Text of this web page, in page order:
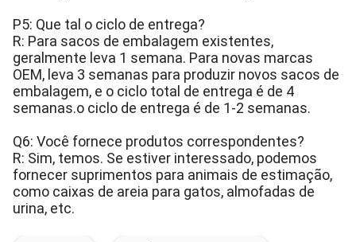
P5: Que tal o ciclo de entrega?
R: Para sacos de embalagem existentes,
geralmente leva 1 semana. Para novas marcas
OEM, leva 3 semanas para produzir novos sacos de
embalagem, e o ciclo total de entrega é de 4
semanas.o ciclo de entrega é de 1-2 semanas.
Q6: Você fornece produtos correspondentes?
R: Sim, temos. Se estiver interessado, podemos
fornecer suprimentos para animais de estimação,
como caixas de areia para gatos, almofadas de
urina, etc.